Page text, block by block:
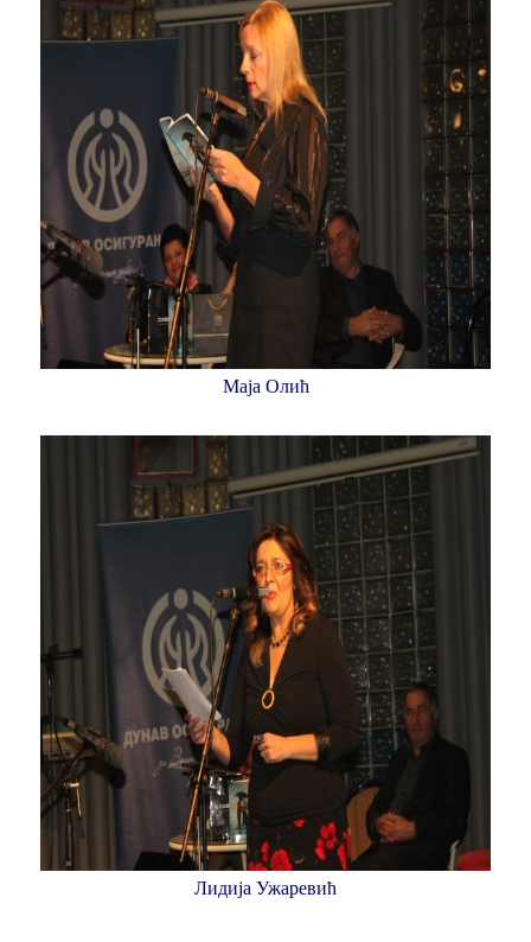
Маја Олић
Лидија Ужаревић